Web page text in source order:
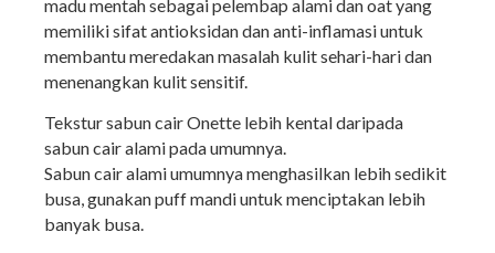
madu mentah sebagai pelembap alami dan oat yang
memiliki sifat antioksidan dan anti-inflamasi untuk
membantu meredakan masalah kulit sehari-hari dan
menenangkan kulit sensitif.
Tekstur sabun cair Onette lebih kental daripada
sabun cair alami pada umumnya.
Sabun cair alami umumnya menghasilkan lebih sedikit
busa, gunakan puff mandi untuk menciptakan lebih
banyak busa.